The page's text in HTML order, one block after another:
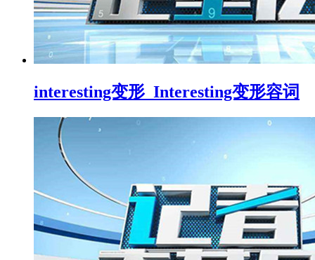
interesting变形_Interesting变形容词